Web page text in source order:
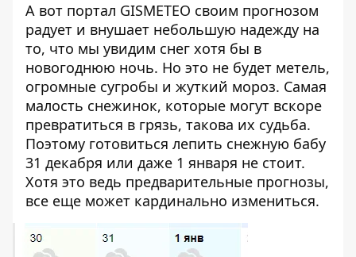
А вот портал GISMETEO своим прогнозом
радует и внушает небольшую надежду на
то, что мы увидим снег хотя бы в
новогоднюю ночь. Но это не будет метель,
огромные сугробы и жуткий мороз. Самая
малость снежинок, которые могут вскоре
превратиться в грязь, такова их судьба.
Поэтому готовиться лепить снежную бабу
31 декабря или даже 1 января не стоит.
Хотя это ведь предварительные прогнозы,
все еще может кардинально измениться.